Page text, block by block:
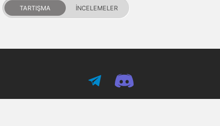
TARTIŞMA İNCELEMELER